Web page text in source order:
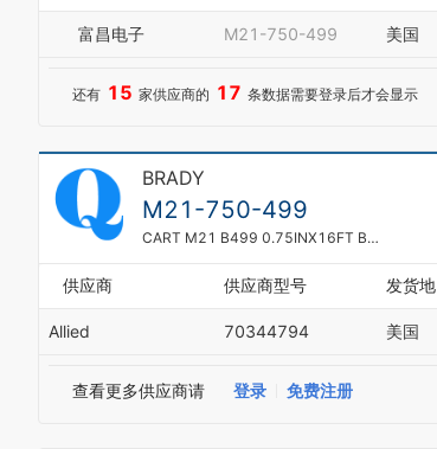
0
3
4
5
6
富昌电子 M21-750-499 美国
还有 15 家供应商的 17 条数据需要登录后才会显示
BRADY
M21-750-499
CART M21 B499 0.75INX16FT BLK/WHT
供应商 供应商型号 发货地
Allied 70344794 美国
查看更多供应商请 登录 免费注册